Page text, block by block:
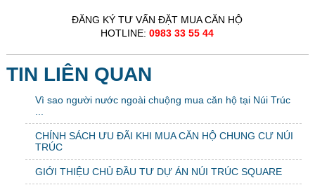
ĐĂNG KÝ TƯ VẤN ĐẶT MUA CĂN HỘ
HOTLINE:0983 33 55 44
TIN LIÊN QUAN
Vì sao người nước ngoài chuộng mua căn hộ tại Núi Trúc
...
CHÍNH SÁCH ƯU ĐÃI KHI MUA CĂN HỘ CHUNG CƯ NÚI
TRÚC
GIỚI THIỆU CHỦ ĐẦU TƯ DỰ ÁN NÚI TRÚC SQUARE